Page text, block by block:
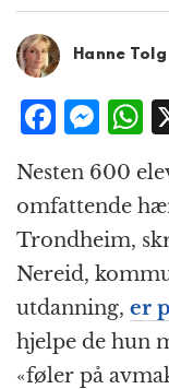
Hanne Tolg
F
c
e
b
o
o
k
M
ss
e
n
g
e
r
h
s
A
p
p
Nesten 600
omfattende
Trondheim,
Nereid,
utdanning, er
hjelpe de hun
«føler på